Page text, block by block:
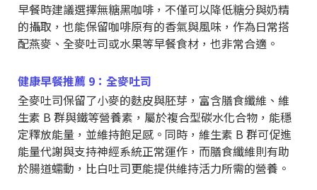
早餐時建議選擇無糖黑咖啡，不僅可以降低糖分與奶精
的攝取，也能保留咖啡原有的香氣與風味，作為日常搭
配燕麥、全麥吐司或水果等早餐食材，也非常合適。
健康早餐推薦 9：全麥吐司
全麥吐司保留了小麥的麩皮與胚芽，富含膳食纖維、維
生素 B 群與鐵等營養素，屬於複合型碳水化合物，能穩
定釋放能量，並維持飽足感。同時，維生素 B 群可促進
能量代謝與支持神經系統正常運作，而膳食纖維則有助
於腸道蠕動，比白吐司更能提供維持活力所需的營養。